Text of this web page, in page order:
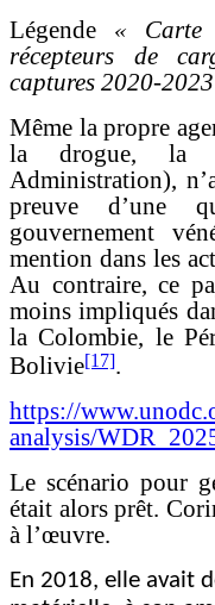
Légende « Carte
récepteurs de
captures 2020-
Même la propre
la drogue, la
Administration),
preuve d’une
gouvernement
mention dans les
Au contraire, ce
moins impliqués
la Colombie, le
Bolivie[17].
https://
analysis/
Le scénario pour
était alors prêt.
à l’œuvre.
En 2018, elle avait